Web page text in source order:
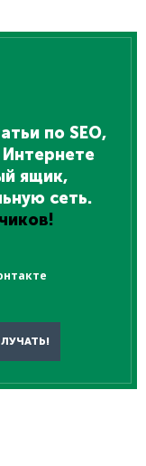
по SEO,
Интернете
ящик,
сеть.